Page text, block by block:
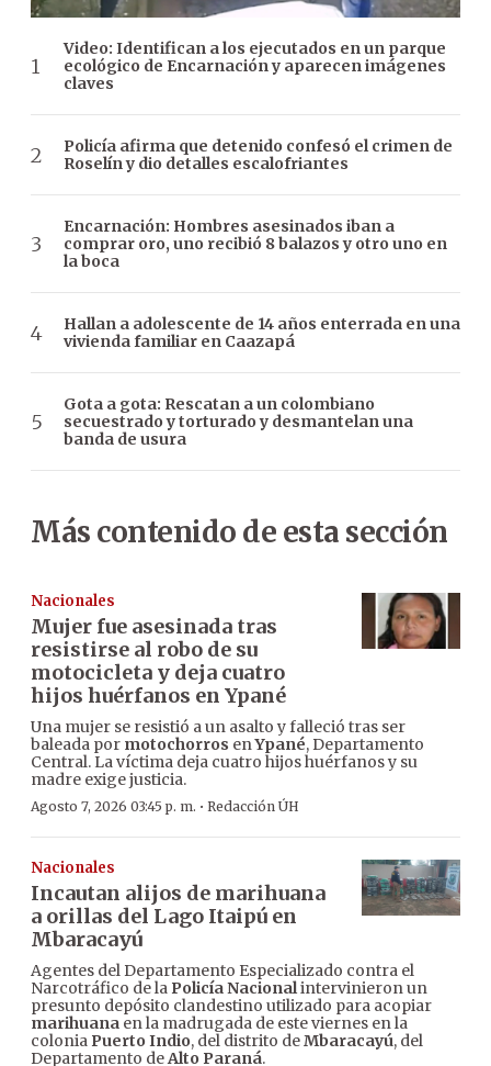
Video: Identifican a los ejecutados en un parque
ecológico de Encarnación y aparecen imágenes
claves
Policía afirma que detenido confesó el crimen de
Roselín y dio detalles escalofriantes
Encarnación: Hombres asesinados iban a
comprar oro, uno recibió 8 balazos y otro uno en
la boca
Hallan a adolescente de 14 años enterrada en una
vivienda familiar en Caazapá
Gota a gota: Rescatan a un colombiano
secuestrado y torturado y desmantelan una
banda de usura
Más contenido de esta sección
Nacionales
Mujer fue asesinada tras
resistirse al robo de su
motocicleta y deja cuatro
hijos huérfanos en Ypané
Una mujer se resistió a un asalto y falleció tras ser
baleada por motochorros enYpané, Departamento
Central. La víctima deja cuatro hijos huérfanos y su
madre exige justicia.
Agosto 7, 2026 03:45 p. m. · Redacción ÚH
Nacionales
Incautan alijos de marihuana
a orillas del Lago Itaipú en
Mbaracayú
Agentes del Departamento Especializado contra el
Narcotráfico de la Policía Nacionalintervinieron un
presunto depósito clandestino utilizado para acopiar
marihuana en la madrugada de este viernes en la
colonia Puerto Indio, del distrito deMbaracayú, del
Departamento deAlto Paraná.